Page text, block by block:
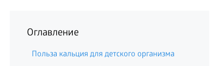
Оглавление
Польза кальция для детского организма